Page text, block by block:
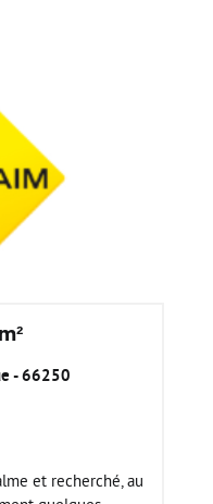
- 66250
et recherché, au